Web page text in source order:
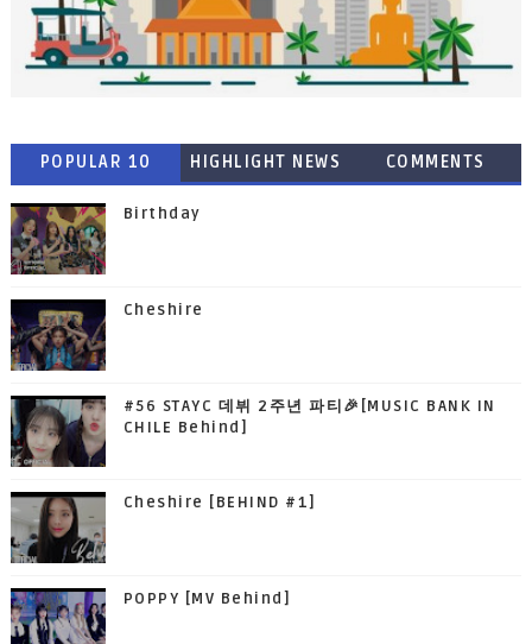
POPULAR 10 HIGHLIGHT NEWS COMMENTS
Birthday
Cheshire
#56 STAYC 데뷔 2주년 파티🎉[MUSIC BANK IN
CHILE Behind]
Cheshire [BEHIND #1]
POPPY [MV Behind]